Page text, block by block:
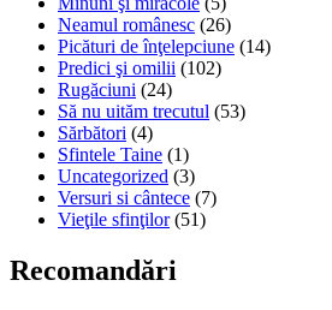
Neamul românesc (26)
Picături de înţelepciune (14)
Predici şi omilii (102)
Rugăciuni (24)
Să nu uităm trecutul (53)
Sărbători (4)
Sfintele Taine (1)
Uncategorized (3)
Versuri si cântece (7)
Vieţile sfinţilor(51)
Recomandări